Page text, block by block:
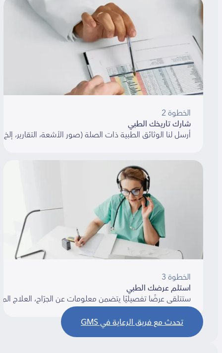
الخطوة 2
شارك تاريخك الطبي
أرسل لنا الوثائق الطبية ذات الصلة (صور الأشعة، التقارير، إلخ).
الخطوة 3
استلم عرضك الطبي
ستتلقى عرضًا تفصيليًا يتضمن معلومات عن الجرّاح، العلاج المقترح،
تحدث مع فريق الرعاية في GMS